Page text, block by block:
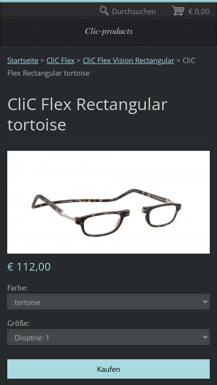
Clic-products
Startseite > CliC Flex > CliC Flex Vision Rectangular > CliC
Flex Rectangular tortoise
CliC Flex Rectangular
tortoise
€ 112,00
Farbe:
Größe:
€ 0,00
Durchsuchen